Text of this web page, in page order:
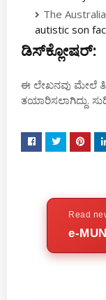
The
autistic son
ಡಿಸ್‌ಕ್ಲೋಷರ್:
ಈ ಲೇಖನವು ಮೇಲೆ
ತಯಾರಿಸಲಾಗಿದ್ದು.
Read
e-